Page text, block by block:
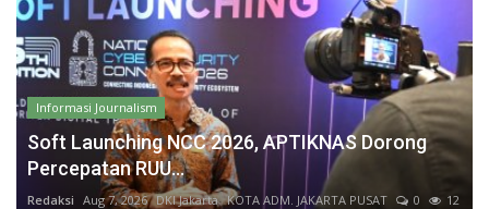
Informasi Journalism
Soft Launching NCC 2026, APTIKNAS Dorong
Percepatan RUU...
Redaksi Aug 7, 2026 DKI Jakarta KOTA ADM. JAKARTA PUSAT 0
12